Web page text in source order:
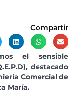
Compartir
el sensible
destacado
Comercial de
María.